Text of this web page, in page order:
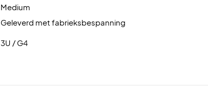
Medium
Geleverd met fabrieksbespanning
3U / G4